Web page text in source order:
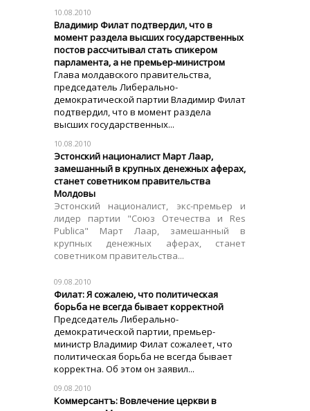
10.08.2010
Владимир Филат подтвердил, что в
момент раздела высших государственных
постов рассчитывал стать спикером
парламента, а не премьер-министром
Глава молдавского правительства,
председатель Либерально-
демократической партии Владимир Филат
подтвердил, что в момент раздела
высших государственных...
10.08.2010
Эстонский националист Март Лаар,
замешанный в крупных денежных аферах,
станет советником правительства
Молдовы
Эстонский националист, экс-премьер и
лидер партии "Союз Отечества и Res
Publica" Март Лаар, замешанный в
крупных денежных аферах, станет
советником правительства...
09.08.2010
Филат: Я сожалею, что политическая
борьба не всегда бывает корректной
Председатель Либерально-
демократической партии, премьер-
министр Владимир Филат сожалеет, что
политическая борьба не всегда бывает
корректна. Об этом он заявил...
09.08.2010
Коммерсантъ: Вовлечение церкви в